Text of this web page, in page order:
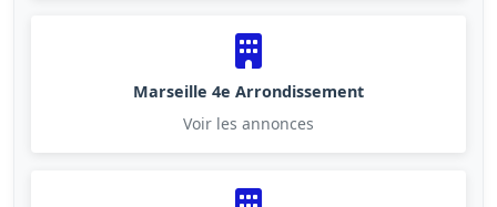
Marseille 4e Arrondissement
Voir les annonces